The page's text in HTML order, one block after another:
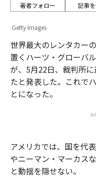
著者フォロー 記事
Getty Images
世界最大のレンタカー
置くハーツ・グローバ
が、5月22日、裁判所
たと発表した。これで
とになった。
アメリカでは、国を代
やニーマン・マーカス
と動揺を隠せない。